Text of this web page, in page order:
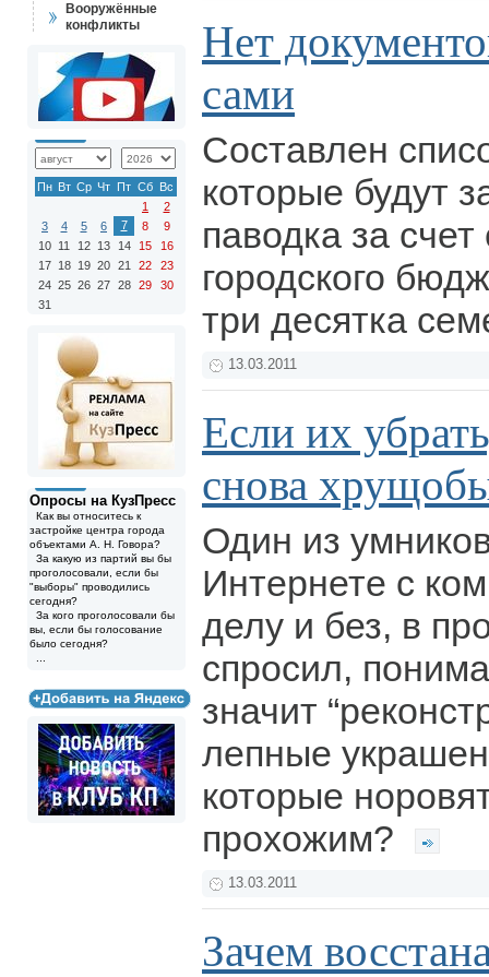
Вооружённые
конфликты
Пн Вт Ср Чт Пт Сб Вс
1
2
3
4 5 6 7 8
9
10 11 12 13 14 15
16
17 18 19 20 21 22
23
24 25 26 27 28 29
30
31
Опросы на КузПресс
Как вы относитесь к
застройке центра города
объектами А. Н. Говора?
За какую из партий вы бы
проголосовали, если бы
"выборы" проводились
сегодня?
За кого проголосовали бы
вы, если бы голосование
было сегодня?
Нет
сами
Составлен
которые будут
паводка за счет
городского
три десятка
13.03.2011
Если их
снова
Один из
Интернете с
делу и без, в
спросил,
значит
лепные
которые
прохожим?
13.03.2011
Зачем